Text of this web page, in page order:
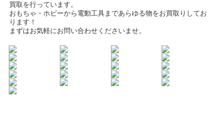
買取を行っています。
おもちゃ・ホビーから電動工具まであらゆる物をお買取りしてお
ります！
まずはお気軽にお問い合わせくださいませ。